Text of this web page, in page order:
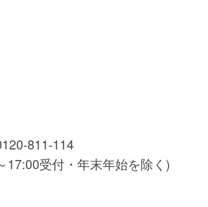
811-114
17:00受付・年末年始を除く)